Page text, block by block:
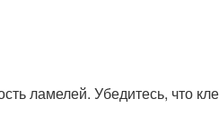
ламелей. Убедитесь, что